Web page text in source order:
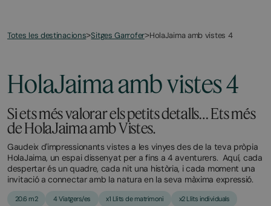
Totes les destinacions>Sitges Garrofer>HolaJaima amb vistes 4
HolaJaima amb vistes 4
Si ets més valorar els petits detalls… Ets més
de HolaJaima amb Vistes.
Gaudeix d'impressionants vistes a les vinyes des de la teva pròpia
HolaJaima, un espai dissenyat per a fins a 4 aventurers. Aquí, cada
despertar és un quadre, cada nit una història, i cada moment una
invitació a connectar amb la natura en la seva màxima expressió.
20.6 m2 4 Viatgers/es x1 Llits de matrimoni x2 Llits individuals